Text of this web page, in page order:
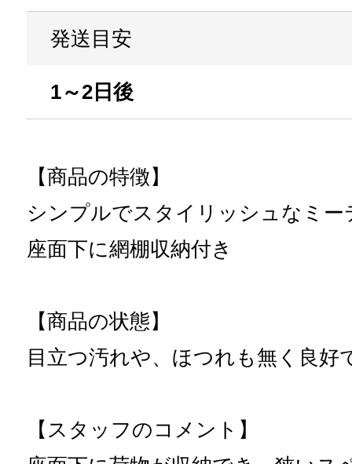
発送目安
1～2日後
【商品の特徴】
シンプルでスタイリッシュなミ
座面下に網棚収納付き
【商品の状態】
目立つ汚れや、ほつれも無く良好
【スタッフのコメント】